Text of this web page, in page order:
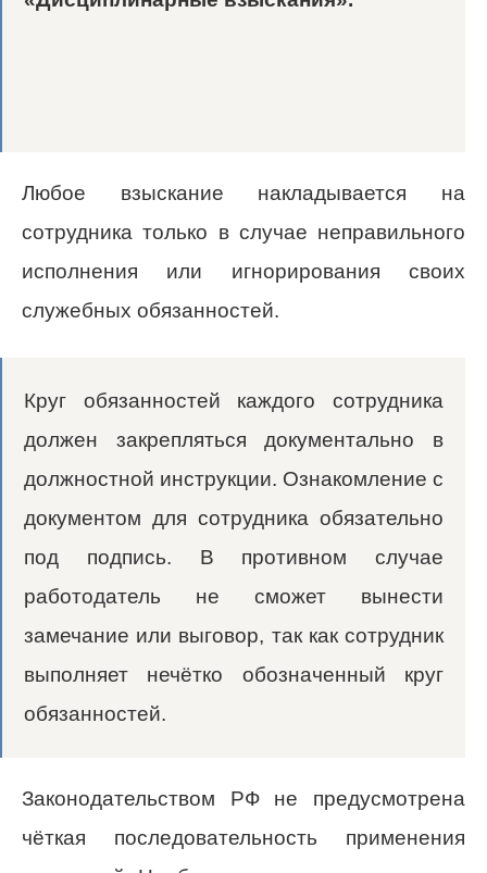
Любое взыскание накладывается на
сотрудника только в случае неправильного
исполнения или игнорирования своих
служебных обязанностей.
Круг обязанностей каждого сотрудника
должен закрепляться документально в
должностной инструкции. Ознакомление с
документом для сотрудника обязательно
под подпись. В противном случае
работодатель не сможет вынести
замечание или выговор, так как сотрудник
выполняет нечётко обозначенный круг
обязанностей.
Законодательством РФ не предусмотрена
чёткая последовательность применения